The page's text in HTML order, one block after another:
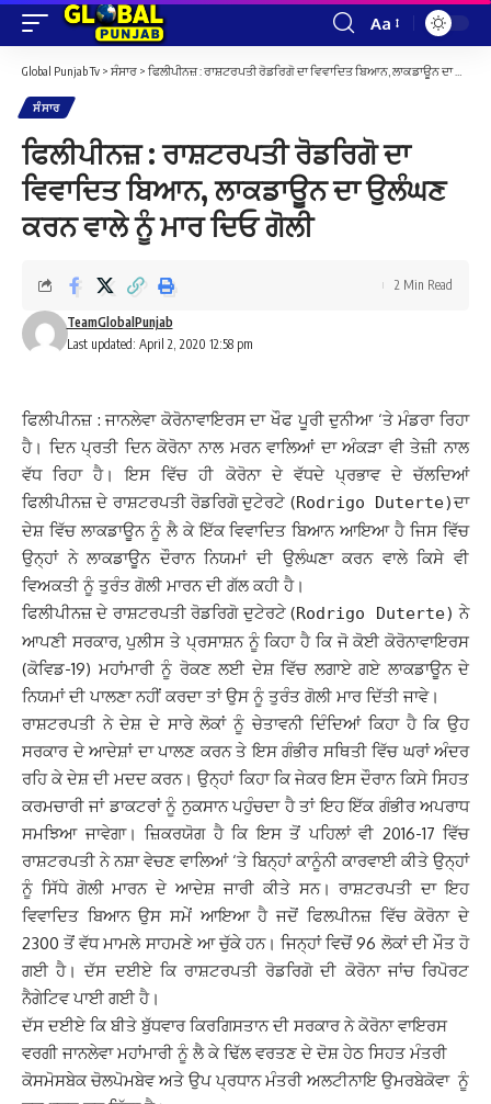
Font
Resizer
Aa
Global Punjab Tv > ਸੰਸਾਰ > ਫਿਲੀਪੀਨਜ਼ : ਰਾਸ਼ਟਰਪਤੀ ਰੋਡਰਿਗੋ ਦਾ ਵਿਵਾਦਿਤ ਬਿਆਨ, ਲਾਕਡਾਊਨ ਦਾ ਉਲੰਘਣ ਕਰਨ ਵਾਲੇ ਨੂੰ ਮਾਰ ਦਿਓ ਗੋਲੀ
ਸੰਸਾਰ
ਫਿਲੀਪੀਨਜ਼ : ਰਾਸ਼ਟਰਪਤੀ ਰੋਡਰਿਗੋ ਦਾ
ਵਿਵਾਦਿਤ ਬਿਆਨ, ਲਾਕਡਾਊਨ ਦਾ ਉਲੰਘਣ
ਕਰਨ ਵਾਲੇ ਨੂੰ ਮਾਰ ਦਿਓ ਗੋਲੀ
Last updated: April 2, 2020 12:58 pm
TeamGlobalPunjab
2 Min Read
ਫਿਲੀਪੀਨਜ਼ : ਜਾਨਲੇਵਾ ਕੋਰੋਨਾਵਾਇਰਸ ਦਾ ਖੌਫ ਪੂਰੀ ਦੁਨੀਆ ‘ਤੇ ਮੰਡਰਾ ਰਿਹਾ
ਹੈ। ਦਿਨ ਪ੍ਰਤੀ ਦਿਨ ਕੋਰੋਨਾ ਨਾਲ ਮਰਨ ਵਾਲਿਆਂ ਦਾ ਅੰਕੜਾ ਵੀ ਤੇਜ਼ੀ ਨਾਲ
ਵੱਧ ਰਿਹਾ ਹੈ। ਇਸ ਵਿੱਚ ਹੀ ਕੋਰੋਨਾ ਦੇ ਵੱਧਦੇ ਪ੍ਰਭਾਵ ਦੇ ਚੱਲਦਿਆਂ
ਫਿਲੀਪੀਨਜ਼ ਦੇ ਰਾਸ਼ਟਰਪਤੀ ਰੋਡਰਿਗੋ ਦੁਟੇਰਟੇ (Rodrigo Duterte)ਦਾ
ਦੇਸ਼ ਵਿੱਚ ਲਾਕਡਾਊਨ ਨੂੰ ਲੈ ਕੇ ਇੱਕ ਵਿਵਾਦਿਤ ਬਿਆਨ ਆਇਆ ਹੈ ਜਿਸ ਵਿੱਚ
ਉਨ੍ਹਾਂ ਨੇ ਲਾਕਡਾਊਨ ਦੌਰਾਨ ਨਿਯਮਾਂ ਦੀ ਉਲੰਘਣਾ ਕਰਨ ਵਾਲੇ ਕਿਸੇ ਵੀ
ਵਿਅਕਤੀ ਨੂੰ ਤੁਰੰਤ ਗੋਲੀ ਮਾਰਨ ਦੀ ਗੱਲ ਕਹੀ ਹੈ।
ਫਿਲੀਪੀਨਜ਼ ਦੇ ਰਾਸ਼ਟਰਪਤੀ ਰੋਡਰਿਗੋ ਦੁਟੇਰਟੇ (Rodrigo Duterte) ਨੇ
ਆਪਣੀ ਸਰਕਾਰ, ਪੁਲੀਸ ਤੇ ਪ੍ਰਸਾਸ਼ਨ ਨੂੰ ਕਿਹਾ ਹੈ ਕਿ ਜੋ ਕੋਈ ਕੋਰੋਨਾਵਾਇਰਸ
(ਕੋਵਿਡ-19) ਮਹਾਂਮਾਰੀ ਨੂੰ ਰੋਕਣ ਲਈ ਦੇਸ਼ ਵਿੱਚ ਲਗਾਏ ਗਏ ਲਾਕਡਾਊਨ ਦੇ
ਨਿਯਮਾਂ ਦੀ ਪਾਲਣਾ ਨਹੀਂ ਕਰਦਾ ਤਾਂ ਉਸ ਨੂੰ ਤੁਰੰਤ ਗੋਲੀ ਮਾਰ ਦਿੱਤੀ ਜਾਵੇ।
ਰਾਸ਼ਟਰਪਤੀ ਨੇ ਦੇਸ਼ ਦੇ ਸਾਰੇ ਲੋਕਾਂ ਨੂੰ ਚੇਤਾਵਨੀ ਦਿੰਦਿਆਂ ਕਿਹਾ ਹੈ ਕਿ ਉਹ
ਸਰਕਾਰ ਦੇ ਆਦੇਸ਼ਾਂ ਦਾ ਪਾਲਣ ਕਰਨ ਤੇ ਇਸ ਗੰਭੀਰ ਸਥਿਤੀ ਵਿੱਚ ਘਰਾਂ ਅੰਦਰ
ਰਹਿ ਕੇ ਦੇਸ਼ ਦੀ ਮਦਦ ਕਰਨ। ਉਨ੍ਹਾਂ ਕਿਹਾ ਕਿ ਜੇਕਰ ਇਸ ਦੌਰਾਨ ਕਿਸੇ ਸਿਹਤ
ਕਰਮਚਾਰੀ ਜਾਂ ਡਾਕਟਰਾਂ ਨੂੰ ਨੁਕਸਾਨ ਪਹੁੰਚਦਾ ਹੈ ਤਾਂ ਇਹ ਇੱਕ ਗੰਭੀਰ ਅਪਰਾਧ
ਸਮਝਿਆ ਜਾਵੇਗਾ। ਜ਼ਿਕਰਯੋਗ ਹੈ ਕਿ ਇਸ ਤੋਂ ਪਹਿਲਾਂ ਵੀ 2016-17 ਵਿੱਚ
ਰਾਸ਼ਟਰਪਤੀ ਨੇ ਨਸ਼ਾ ਵੇਚਣ ਵਾਲਿਆਂ ‘ਤੇ ਬਿਨ੍ਹਾਂ ਕਾਨੂੰਨੀ ਕਾਰਵਾਈ ਕੀਤੇ ਉਨ੍ਹਾਂ
ਨੂੰ ਸਿੱਧੇ ਗੋਲੀ ਮਾਰਨ ਦੇ ਆਦੇਸ਼ ਜਾਰੀ ਕੀਤੇ ਸਨ। ਰਾਸ਼ਟਰਪਤੀ ਦਾ ਇਹ
ਵਿਵਾਦਿਤ ਬਿਆਨ ਉਸ ਸਮੇਂ ਆਇਆ ਹੈ ਜਦੋਂ ਫਿਲਪੀਨਜ਼ ਵਿੱਚ ਕੋਰੋਨਾ ਦੇ
2300 ਤੋਂ ਵੱਧ ਮਾਮਲੇ ਸਾਹਮਣੇ ਆ ਚੁੱਕੇ ਹਨ। ਜਿਨ੍ਹਾਂ ਵਿਚੋਂ 96 ਲੋਕਾਂ ਦੀ ਮੌਤ ਹੋ
ਗਈ ਹੈ। ਦੱਸ ਦਈਏ ਕਿ ਰਾਸ਼ਟਰਪਤੀ ਰੋਡਰਿਗੋ ਦੀ ਕੋਰੋਨਾ ਜਾਂਚ ਰਿਪੋਰਟ
ਨੈਗੇਟਿਵ ਪਾਈ ਗਈ ਹੈ।
ਦੱਸ ਦਈਏ ਕਿ ਬੀਤੇ ਬੁੱਧਵਾਰ ਕਿਰਗਿਸਤਾਨ ਦੀ ਸਰਕਾਰ ਨੇ ਕੋਰੋਨਾ ਵਾਇਰਸ
ਵਰਗੀ ਜਾਨਲੇਵਾ ਮਹਾਂਮਾਰੀ ਨੂੰ ਲੈ ਕੇ ਢਿੱਲ ਵਰਤਣ ਦੇ ਦੋਸ਼ ਹੇਠ ਸਿਹਤ ਮੰਤਰੀ
ਕੋਸਮੋਸਬੇਕ ਚੋਲਪੋਮਬੇਵ ਅਤੇ ਉਪ ਪ੍ਰਧਾਨ ਮੰਤਰੀ ਅਲਟੀਨਾਇ ਉਮਰਬੇਕੋਵਾ ਨੂੰ